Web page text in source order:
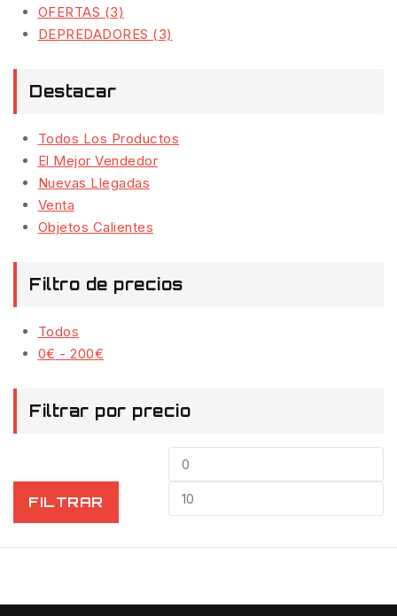
OFERTAS (3)
DEPREDADORES (3)
Destacar
Todos Los Productos
El Mejor Vendedor
Nuevas Llegadas
Venta
Objetos Calientes
Filtro de precios
Todos
0€ - 200€
desde
200€
Filtrar por precio
Precio
mínimo
FILTRAR